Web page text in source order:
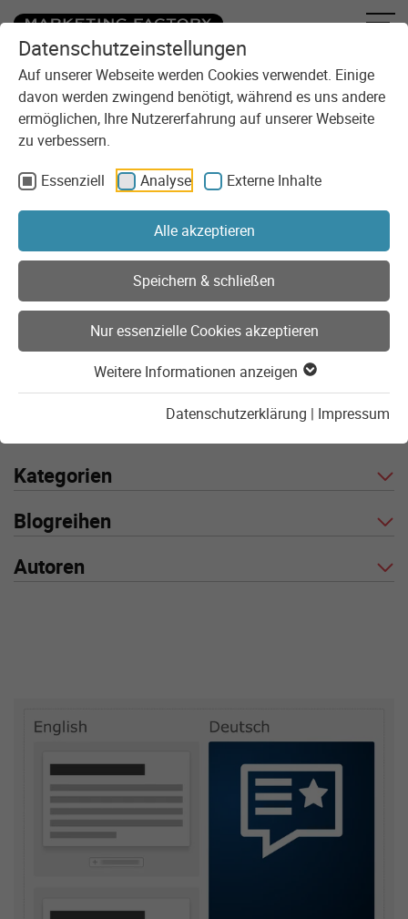
Datenschutzeinstellungen
Auf unserer Webseite werden Cookies verwendet. Einige
davon werden zwingend benötigt, während es uns andere
ermöglichen, Ihre Nutzererfahrung auf unserer Webseite
zu verbessern.
Essenziell
Analyse Externe Inhalte
Alle akzeptieren
Speichern & schließen
Nur essenzielle Cookies akzeptieren
Weitere Informationen anzeigen
Datenschutzerklärung | Impressum
Zum Inhalt springen
Sie sind here:
Frisch gebloggt
Seit 30 Jahren realisieren wir digitale Lösungen für unsere
Kunden. Im Blog der Marketing Factory erfahrt Ihr, was uns
bewegt und womit wir uns beschäftigen. Wir geben
Einblicke in unseren Agentur-Alltag, teilen unser Wissen und
unsere Erfahrungen und reden Klartext bei strittigen
Suche nach Blogbeiträgen
Kategorien
Blogreihen
Autoren